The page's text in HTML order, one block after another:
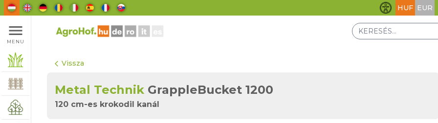
HUF EUR
menu
MENU
arrow_back_ios Vissza
Metal Technik GrappleBucket 1200
120 cm-es krokodil kanál